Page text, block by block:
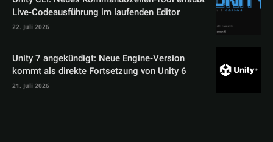
Live-Codeausführung im laufenden Editor
22. Juli 2026
Unity 7 angekündigt: Neue Engine-Version
kommt als direkte Fortsetzung von Unity 6
21. Juli 2026